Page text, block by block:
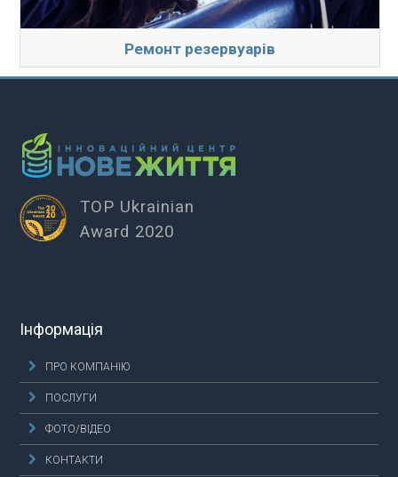
Ремонт резервуарів
TOP Ukrainian
Award 2020
Інформація
ПРО КОМПАНІЮ
ПОСЛУГИ
ФОТО/ВІДЕО
КОНТАКТИ